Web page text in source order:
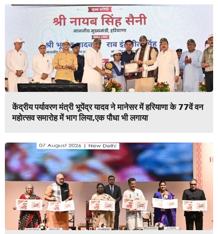
केंद्रीय पर्यावरण मंत्री भूपेंद्र यादव ने मानेसर में हरियाणा के 77वें वन
महोत्सव समारोह में भाग लिया,एक पौधा भी लगाया